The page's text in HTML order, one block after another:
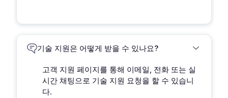
기술 지원은 어떻게 받을 수 있나요?
고객 지원 페이지를 통해 이메일, 전화 또는 실
시간 채팅으로 기술 지원 요청을 할 수 있습니
다.